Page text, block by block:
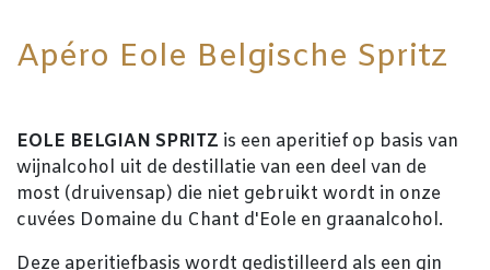
Apéro Eole Belgische Spritz
EOLE BELGIAN SPRITZ is een aperitief op basis van
wijnalcohol uit de destillatie van een deel van de
most (druivensap) die niet gebruikt wordt in onze
cuvées Domaine du Chant d'Eole en graanalcohol.
Deze aperitiefbasis wordt gedistilleerd als een gin